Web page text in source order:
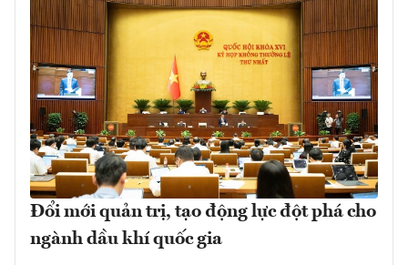
Đổi mới quản trị, tạo động lực đột phá cho
ngành dầu khí quốc gia